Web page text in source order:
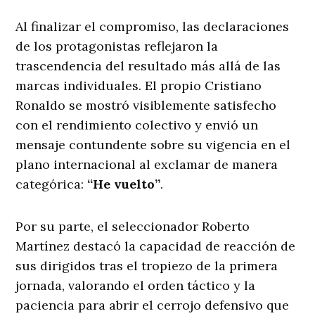
Al finalizar el compromiso, las declaraciones
de los protagonistas reflejaron la
trascendencia del resultado más allá de las
marcas individuales. El propio Cristiano
Ronaldo se mostró visiblemente satisfecho
con el rendimiento colectivo y envió un
mensaje contundente sobre su vigencia en el
plano internacional al exclamar de manera
categórica: “He vuelto”.
Por su parte, el seleccionador Roberto
Martínez destacó la capacidad de reacción de
sus dirigidos tras el tropiezo de la primera
jornada, valorando el orden táctico y la
paciencia para abrir el cerrojo defensivo que